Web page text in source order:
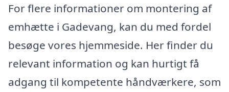
For flere informationer om montering af
emhætte i Gadevang, kan du med fordel
besøge vores hjemmeside. Her finder du
relevant information og kan hurtigt få
adgang til kompetente håndværkere, som